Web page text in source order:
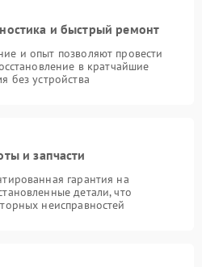
и быстрый ремонт
и опыт позволяют провести
в кратчайшие
без устройства
и запчасти
гарантия на
детали, что
неисправностей